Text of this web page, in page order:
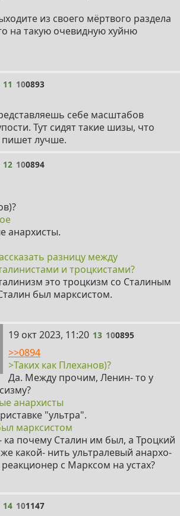
из своего мёртвого раздела
на такую очевидную хуйню
11 100893
себе масштабов
Тут сидят такие шизы, что
пишет лучше.
12 100894
анархисты.
разницу между
и троцкистами?
это троцкизм со Сталиным
был марксистом.
13
19 окт 2023, 11:20 13 100895
>>0894
>Таких как Плеханов)?
Да. Между прочим, Ленин- то у
анархисты
"ультра".
марксистом
ка почему Сталин им был, а Троцкий
какой- нить ультралевый анархо-
с Марксом на устах?
14 101147